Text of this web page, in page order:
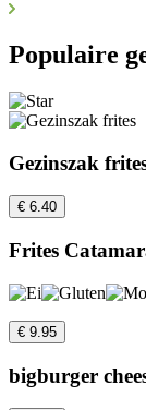
Populaire
Gezinszak
€ 6.40
Frites
€ 9.95
bigburger